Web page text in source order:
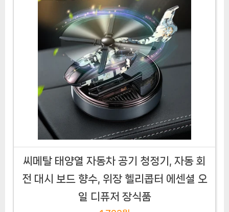
씨메탈 태양열 자동차 공기 청정기, 자동 회
전 대시 보드 향수, 위장 헬리콥터 에센셜 오
일 디퓨저 장식품